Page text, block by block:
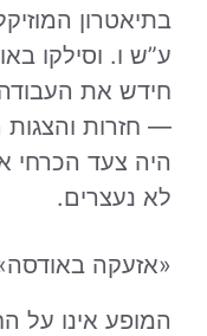
בתיאטרון
חידש את
— חזרות והצגות
היה צעד הכרחי
לא נעצרים.
«אזעקה
המופע אינו על